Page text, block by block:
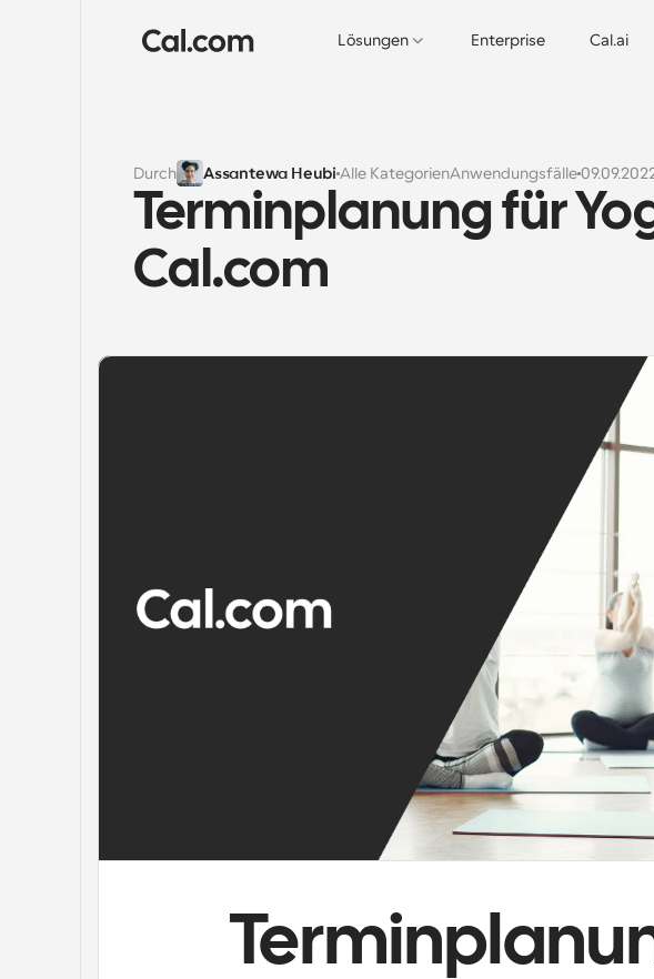
Lösungen Enterprise Cal.ai
Durch Assantewa Heubi Alle KategorienAnwendungsfälle
Terminplanung für
Cal.com